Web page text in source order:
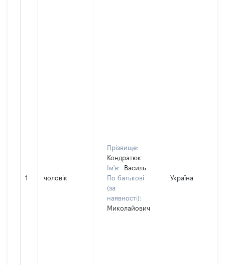
1 чоловік
Прізвище:
Кондратюк
Ім'я:
Василь
По батькові
(за
наявності):
Миколайович
Україна